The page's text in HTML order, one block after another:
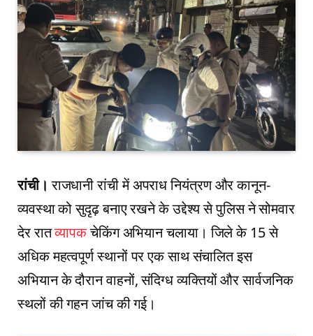
रांची। राजधानी रांची में अपराध नियंत्रण और कानून-
व्यवस्था को सुदृढ़ बनाए रखने के उद्देश्य से पुलिस ने सोमवार
देर रातव्यापकचेकिंग अभियान चलाया। जिले के 15 से
अधिक महत्वपूर्ण स्थानों पर एक साथ संचालित इस
अभियान के दौरान वाहनों, संदिग्ध व्यक्तियों और सार्वजनिक
स्थलों की गहन जांच की गई।